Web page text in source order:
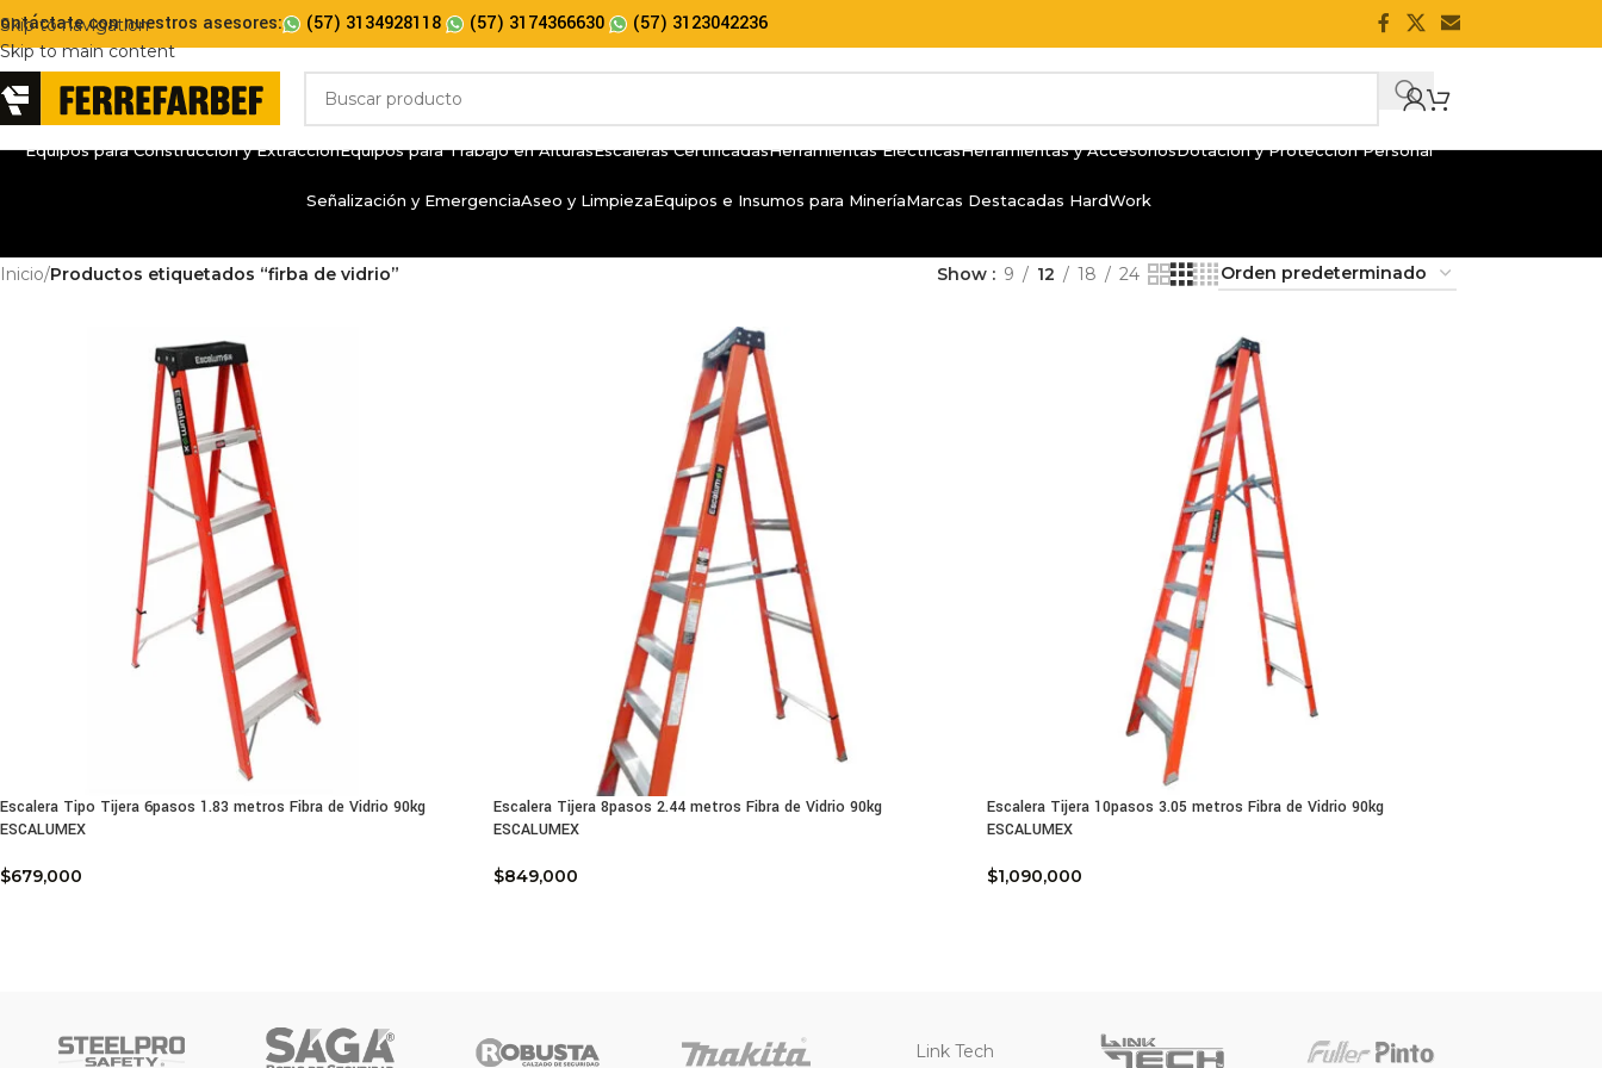
Skip to navigation
Skip to main content
con nuestros asesores: (57) 3134928118 (57) 3174366630 (57) 3123042236
Equipos para Construcción y ExtracciónEquipos para Trabajo en AlturasEscaleras CertificadasHerramientas EléctricasHerramientas y AccesoriosDotación y Protección Personal
Señalización y EmergenciaAseo y LimpiezaEquipos e Insumos para MineríaMarcas Destacadas HardWork
Inicio/Productos etiquetados “firba de vidrio” Show 9 12 18 24
Escalera Tipo Tijera 6pasos 1.83 metros Fibra de Vidrio 90kg
ESCALUMEX
$679,000
Escalera Tijera 8pasos 2.44 metros Fibra de Vidrio 90kg
ESCALUMEX
$849,000
Escalera Tijera 10pasos 3.05 metros Fibra de Vidrio 90kg
ESCALUMEX
$1,090,000
Link Tech